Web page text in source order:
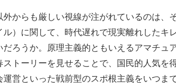
からも厳しい視線が注がれているのは、
）に関して、時代遅れで現実離れしたキ
ろうか。原理主義的ともいえるアマチュ
トーリーを見せることで、国民的人気を
営といった戦前型のスポ根主義をいつま